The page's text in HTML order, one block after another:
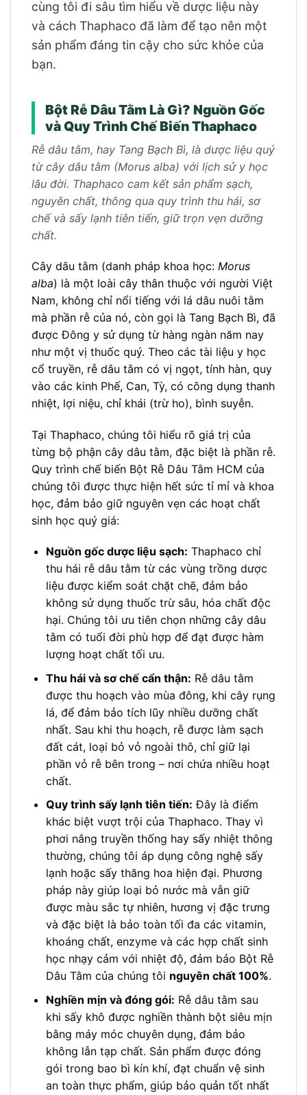
cùng tôi đi sâu tìm hiểu về dược liệu này
và cách Thaphaco đã làm để tạo nên một
sản phẩm đáng tin cậy cho sức khỏe của
bạn.
Bột Rễ Dâu Tằm Là Gì? Nguồn Gốc
và Quy Trình Chế Biến Thaphaco
Rễ dâu tằm, hay Tang Bạch Bì, là dược liệu quý
từ cây dâu tằm (Morus alba) với lịch sử y học
lâu đời. Thaphaco cam kết sản phẩm sạch,
nguyên chất, thông qua quy trình thu hái, sơ
chế và sấy lạnh tiên tiến, giữ trọn vẹn dưỡng
chất.
Cây dâu tằm (danh pháp khoa học: Morus
alba) là một loài cây thân thuộc với người Việt
Nam, không chỉ nổi tiếng với lá dâu nuôi tằm
mà phần rễ của nó, còn gọi là Tang Bạch Bì, đã
được Đông y sử dụng từ hàng ngàn năm nay
như một vị thuốc quý. Theo các tài liệu y học
cổ truyền, rễ dâu tằm có vị ngọt, tính hàn, quy
vào các kinh Phế, Can, Tỳ, có công dụng thanh
nhiệt, lợi niệu, chỉ khái (trừ ho), bình suyễn.
Tại Thaphaco, chúng tôi hiểu rõ giá trị của
từng bộ phận cây dâu tằm, đặc biệt là phần rễ.
Quy trình chế biến Bột Rễ Dâu Tằm HCM của
chúng tôi được thực hiện hết sức tỉ mỉ và khoa
học, đảm bảo giữ nguyên vẹn các hoạt chất
sinh học quý giá:
Nguồn gốc dược liệu sạch: Thaphaco chỉ
thu hái rễ dâu tằm từ các vùng trồng dược
liệu được kiểm soát chặt chẽ, đảm bảo
không sử dụng thuốc trừ sâu, hóa chất độc
hại. Chúng tôi ưu tiên chọn những cây dâu
tằm có tuổi đời phù hợp để đạt được hàm
lượng hoạt chất tối ưu.
Thu hái và sơ chế cẩn thận: Rễ dâu tằm
được thu hoạch vào mùa đông, khi cây rụng
lá, để đảm bảo tích lũy nhiều dưỡng chất
nhất. Sau khi thu hoạch, rễ được làm sạch
đất cát, loại bỏ vỏ ngoài thô, chỉ giữ lại
phần vỏ rễ bên trong – nơi chứa nhiều hoạt
chất.
Quy trình sấy lạnh tiên tiến: Đây là điểm
khác biệt vượt trội của Thaphaco. Thay vì
phơi nắng truyền thống hay sấy nhiệt thông
thường, chúng tôi áp dụng công nghệ sấy
lạnh hoặc sấy thăng hoa hiện đại. Phương
pháp này giúp loại bỏ nước mà vẫn giữ
được màu sắc tự nhiên, hương vị đặc trưng
và đặc biệt là bảo toàn tối đa các vitamin,
khoáng chất, enzyme và các hợp chất sinh
học nhạy cảm với nhiệt độ, đảm bảo Bột Rễ
Dâu Tằm của chúng tôi nguyên chất 100%.
Nghiền mịn và đóng gói: Rễ dâu tằm sau
khi sấy khô được nghiền thành bột siêu mịn
bằng máy móc chuyên dụng, đảm bảo
không lẫn tạp chất. Sản phẩm được đóng
gói trong bao bì kín khí, đạt chuẩn vệ sinh
an toàn thực phẩm, giúp bảo quản tốt nhất